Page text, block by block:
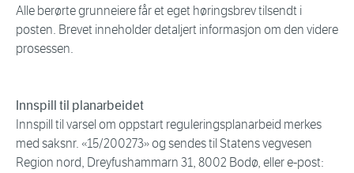
Alle berørte grunneiere får et eget høringsbrev tilsendt i
posten. Brevet inneholder detaljert informasjon om den videre
prosessen.
Innspill til planarbeidet
Innspill til varsel om oppstart reguleringsplanarbeid merkes
med saksnr. «15/200273» og sendes til Statens vegvesen
Region nord, Dreyfushammarn 31, 8002 Bodø, eller e-post: